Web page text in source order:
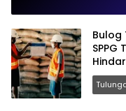
Bulog
SPPG